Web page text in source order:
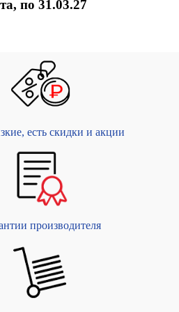
по 31.03.27
есть скидки и акции
производителя